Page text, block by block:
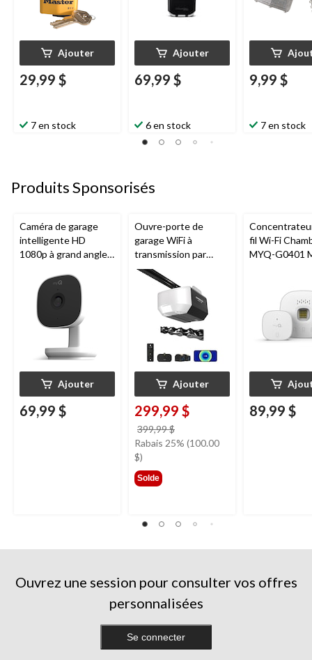
Ajouter
29,99 $
7 en stock
Ajouter
69,99 $
6 en stock
9,99 $
7 en stock
Produits Sponsorisés
Caméra de garage
intelligente HD
1080p à grand angle
nocturne, résistante
aux intempéries
Ajouter
69,99 $
Ouvre-porte de
garage WiFi à
transmission par
chaîne de 1/2 HP
Chamberlain
Ajouter
299,99 $
399,99 $
était
Rabais 25% (100.00
$)
Solde
fil Wi-Fi
MYQ-G0401
89,99 $
Ouvrez une session pour consulter vos offres
personnalisées
Se connecter